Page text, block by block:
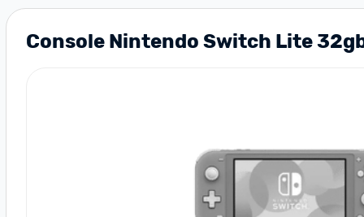
Console Nintendo Switch Lite